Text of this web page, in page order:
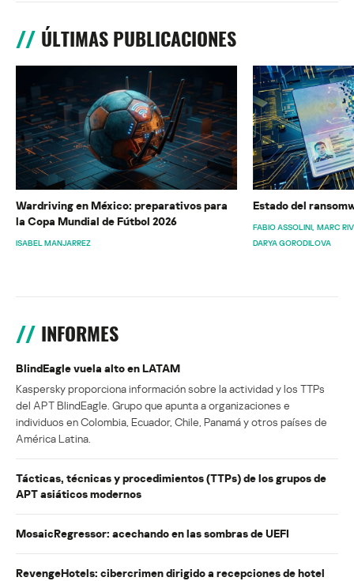
ÚLTIMAS PUBLICACIONES
Wardriving en México: preparativos para
la Copa Mundial de Fútbol 2026
ISABEL MANJARREZ
Estado del
FABIO ASSOLINI MARC
DARYA GORODILOVA
INFORMES
BlindEagle vuela alto en LATAM
Kaspersky proporciona información sobre la actividad y los TTPs
del APT BlindEagle. Grupo que apunta a organizaciones e
individuos en Colombia, Ecuador, Chile, Panamá y otros países de
América Latina.
Tácticas, técnicas y procedimientos (TTPs) de los grupos de
APT asiáticos modernos
MosaicRegressor: acechando en las sombras de UEFI
RevengeHotels: cibercrimen dirigido a recepciones de hotel